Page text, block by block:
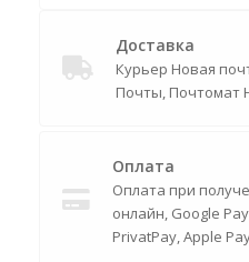
Доставка
Курьер Новая
Почты, Почтомат
Оплата
Оплата при
онлайн, Google
PrivatPay, Apple